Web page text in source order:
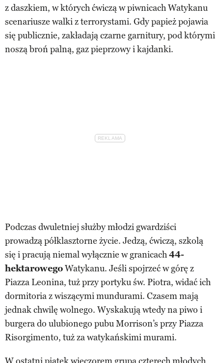
z daszkiem, w których ćwiczą w piwnicach Watykanu
scenariusze walki z terrorystami. Gdy papież pojawia
się publicznie, zakładają czarne garnitury, pod którymi
noszą broń palną, gaz pieprzowy i kajdanki.
Podczas dwuletniej służby młodzi gwardziści
prowadzą półklasztorne życie. Jedzą, ćwiczą, szkolą
się i pracują niemal wyłącznie w granicach44-
hektarowegoWatykanu. Jeśli spojrzeć w górę z
Piazza Leonina, tuż przy portyku św. Piotra, widać ich
dormitoria z wiszącymi mundurami. Czasem mają
jednak chwilę wolnego. Wyskakują wtedy na piwo i
burgera do ulubionego pubu Morrison’s przy Piazza
Risorgimento, tuż za watykańskimi murami.